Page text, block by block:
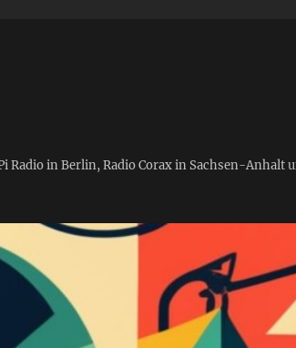
in Berlin, Radio Corax in Sachsen-